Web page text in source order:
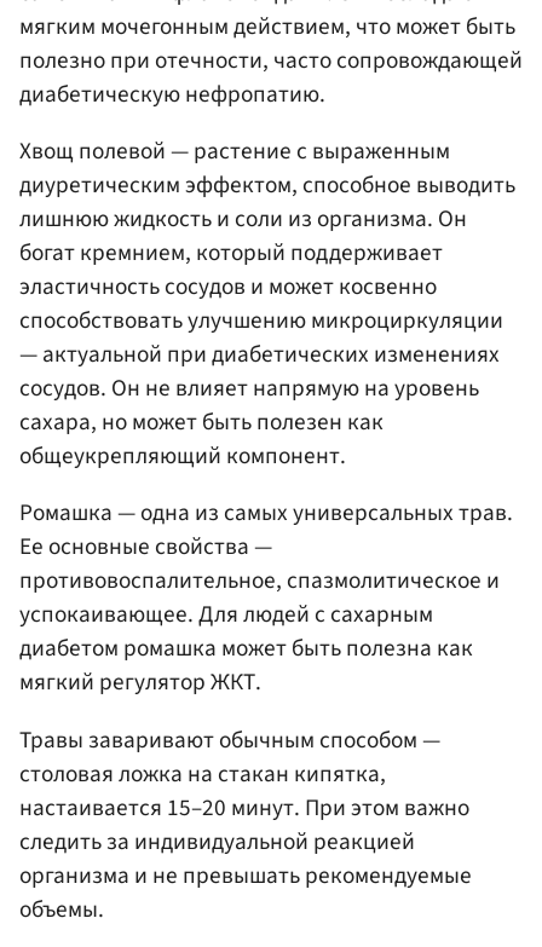
мягким мочегонным действием, что может быть
полезно при отечности, часто сопровождающей
диабетическую нефропатию.
Хвощ полевой — растение с выраженным
диуретическим эффектом, способное выводить
лишнюю жидкость и соли из организма. Он
богат кремнием, который поддерживает
эластичность сосудов и может косвенно
способствовать улучшению микроциркуляции
— актуальной при диабетических изменениях
сосудов. Он не влияет напрямую на уровень
сахара, но может быть полезен как
общеукрепляющий компонент.
Ромашка — одна из самых универсальных трав.
Ее основные свойства —
противовоспалительное, спазмолитическое и
успокаивающее. Для людей с сахарным
диабетом ромашка может быть полезна как
мягкий регулятор ЖКТ.
Травы заваривают обычным способом —
столовая ложка на стакан кипятка,
настаивается 15–20 минут. При этом важно
следить за индивидуальной реакцией
организма и не превышать рекомендуемые
объемы.